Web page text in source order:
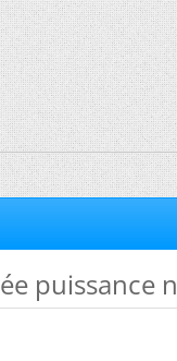
puissance n